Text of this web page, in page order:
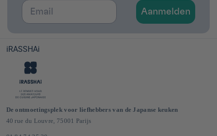
Email
Aanmelden
iRASSHAi
De ontmoetingsplek voor liefhebbers van de Japanse keuken
40 rue du Louvre, 75001 Parijs